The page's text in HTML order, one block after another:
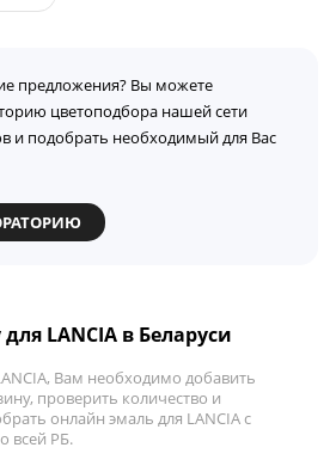
предложения? Вы можете
цветоподбора нашей сети
и подобрать необходимый для Вас
LANCIA в Беларуси
Вам необходимо добавить
проверить количество и
онлайн эмаль для LANCIA с
всей РБ.